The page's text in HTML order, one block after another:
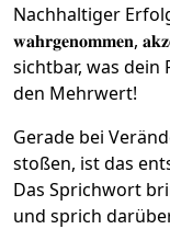
Nachhaltiger
𝐰𝐚𝐡𝐫𝐠𝐞𝐧𝐨𝐦𝐦𝐞𝐧,
sichtbar, was
den Mehrwert!
Gerade bei
stoßen, ist das
Das Sprichwort
und sprich darüber